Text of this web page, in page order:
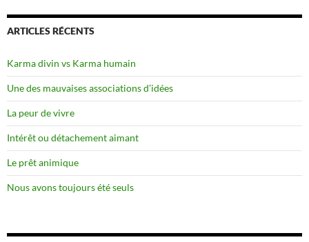
ARTICLES RÉCENTS
Karma divin vs Karma humain
Une des mauvaises associations d’idées
La peur de vivre
Intérêt ou détachement aimant
Le prêt animique
Nous avons toujours été seuls